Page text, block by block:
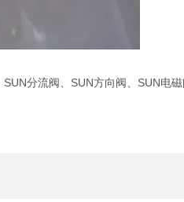
分流阀、SUN方向阀、SUN电